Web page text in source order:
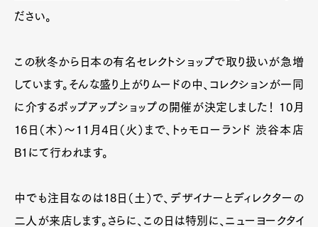
ださい。
この秋冬から日本の有名セレクトショップで取り扱いが急増
しています。そんな盛り上がりムードの中、コレクションが一同
に介するポップアップショップの開催が決定しました！ 10月
16日（木）～11月4日（火）まで、トゥモローランド 渋谷本店
B1にて行われます。
中でも注目なのは18日（土）で、デザイナーとディレクターの
二人が来店します。さらに、この日は特別に、ニューヨークタイ